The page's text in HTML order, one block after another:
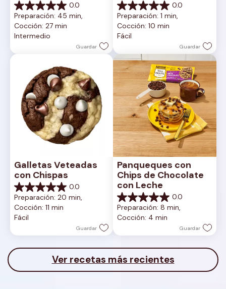
0.0
0.0
de
5
estrellas.
Preparación: 45 min,
Cocción: 27 min
Intermedio
Guardar
0.0
0.0
de
5
estrellas.
Preparación: 1 min,
Cocción: 10 min
Fácil
Guardar
Galletas Veteadas
con Chispas
0.0
0.0
de
5
estrellas.
Preparación: 20 min,
Cocción: 11 min
Fácil
Guardar
Panqueques con
Chips de Chocolate
con Leche
0.0
0.0
de
5
Preparación: 8 min,
Cocción: 4 min
Guardar
Ver recetas más recientes